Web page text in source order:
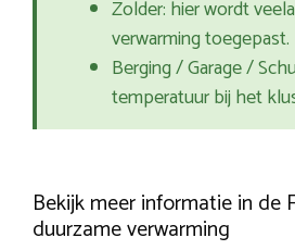
Zolder: hier wordt
verwarming toegepast.
Berging / Garage /
temperatuur bij het
Bekijk meer informatie in de
duurzame verwarming